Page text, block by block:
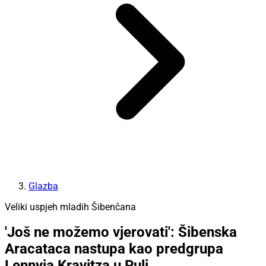
Glazba
Veliki uspjeh mladih Šibenčana
'Još ne možemo vjerovati': Šibenska
Aracataca nastupa kao predgrupa